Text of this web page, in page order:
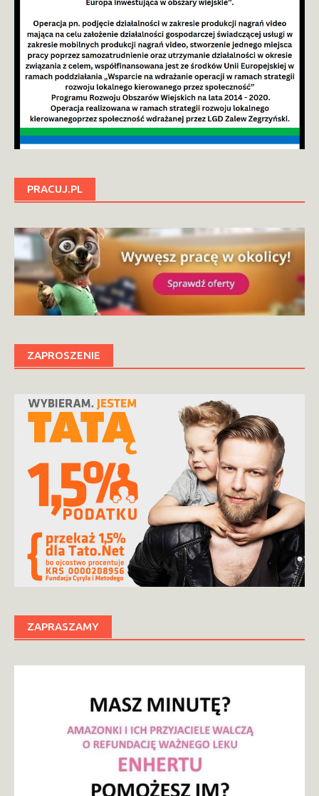
PRACUJ.PL
ZAPROSZENIE
ZAPRASZAMY